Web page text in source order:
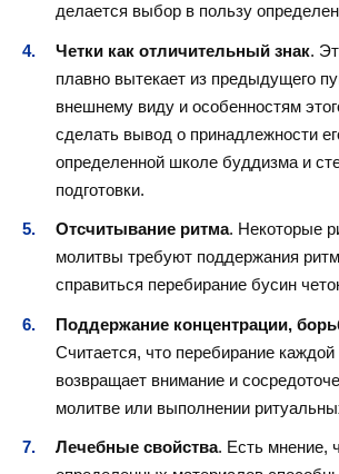
делается выбор в пользу
Четки как отличительный знак.
плавно вытекает из предыдущего
внешнему виду и особенностям
сделать вывод о принадлежности
определенной школе буддизма и
подготовки.
Отсчитывание ритма. Некоторые
молитвы требуют поддержания
справиться перебирание бусин
Поддержание концентрации,
Считается, что перебирание
возвращает внимание и
молитве или выполнении
Лечебные свойства. Есть мнение,